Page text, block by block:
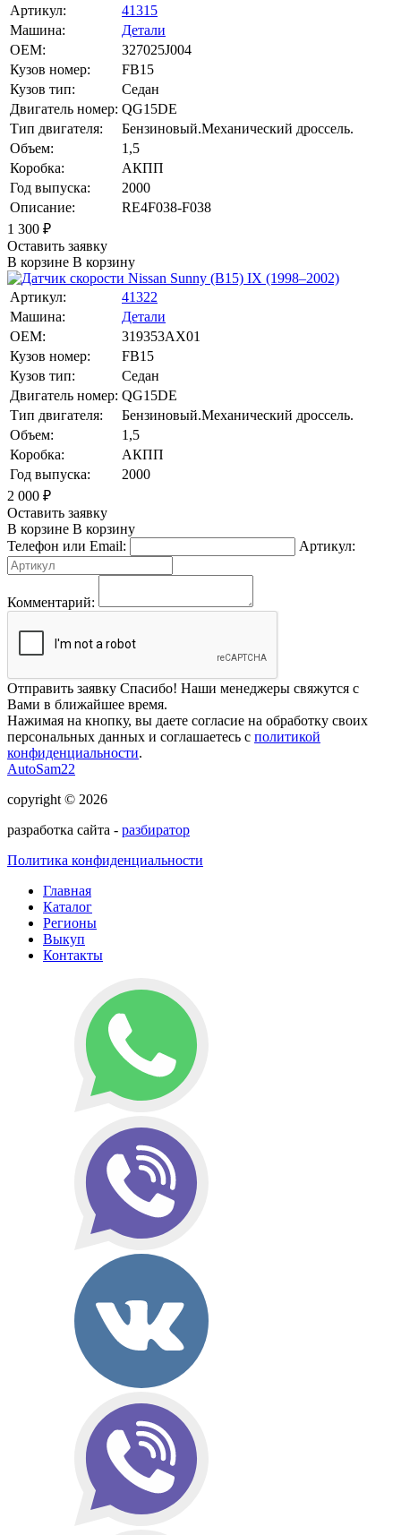
Артикул:
41315
Машина:
Детали
OEM:
327025J004
Кузов номер:
FB15
Кузов тип:
Седан
Двигатель номер: QG15DE
Тип двигателя:
Бензиновый.Механический дроссель.
Объем:
1,5
Коробка:
АКПП
Год выпуска:
2000
Описание:
RE4F038-F038
1 300 ₽
Оставить заявку
В корзине В корзину
Артикул:
41322
Машина:
Детали
OEM:
319353AX01
Кузов номер:
FB15
Кузов тип:
Седан
Двигатель номер: QG15DE
Тип двигателя:
Бензиновый.Механический дроссель.
Объем:
1,5
Коробка:
АКПП
Год выпуска:
2000
2 000 ₽
Оставить заявку
В корзине В корзину
Телефон или Email:
Артикул:
Комментарий:
Отправить заявку Спасибо! Наши менеджеры свяжутся с
Вами в ближайшее время.
Нажимая на кнопку, вы даете согласие на обработку своих
персональных данных и соглашаетесь с политикой
конфиденциальности.
AutoSam22
copyright © 2026
разработка сайта - разбиратор
Политика конфиденциальности
Главная
Каталог
Регионы
Выкуп
Контакты